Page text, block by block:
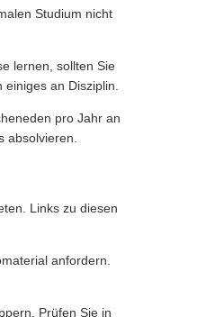
Studium nicht
lernen, sollten Sie
an Disziplin.
pro Jahr an
absolvieren.
Links zu diesen
anfordern.
Prüfen Sie in